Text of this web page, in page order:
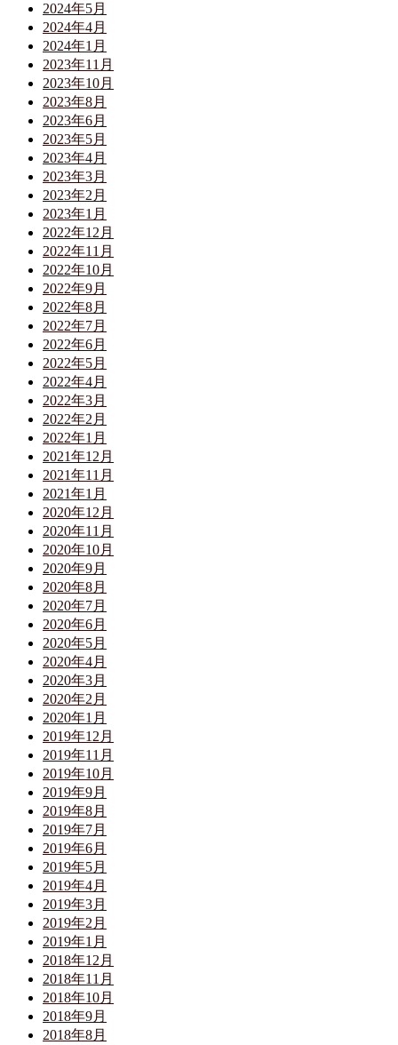
2024年5月
2024年4月
2024年1月
2023年11月
2023年10月
2023年8月
2023年6月
2023年5月
2023年4月
2023年3月
2023年2月
2023年1月
2022年12月
2022年11月
2022年10月
2022年9月
2022年8月
2022年7月
2022年6月
2022年5月
2022年4月
2022年3月
2022年2月
2022年1月
2021年12月
2021年11月
2021年1月
2020年12月
2020年11月
2020年10月
2020年9月
2020年8月
2020年7月
2020年6月
2020年5月
2020年4月
2020年3月
2020年2月
2020年1月
2019年12月
2019年11月
2019年10月
2019年9月
2019年8月
2019年7月
2019年6月
2019年5月
2019年4月
2019年3月
2019年2月
2019年1月
2018年12月
2018年11月
2018年10月
2018年9月
2018年8月